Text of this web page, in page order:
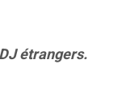
étrangers.